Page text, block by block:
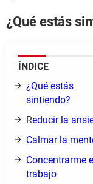
¿Qué estás
ÍNDICE
¿Qué estás
sintiendo?
Reducir la
Calmar la
Concentrarme
trabajo